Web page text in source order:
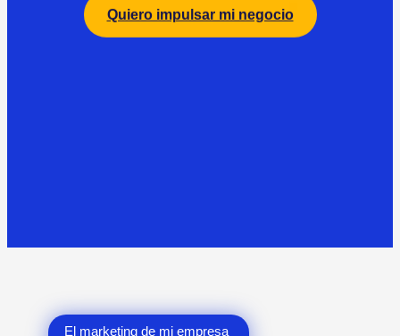
Quiero impulsar mi negocio
El marketing de mi empresa